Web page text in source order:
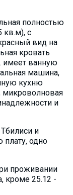
полностью
кв.м), с
вид на
кровать
имеет ванную
машина,
кухню
микроволновая
и
и
плату, одно
проживании
кроме 25.12 -